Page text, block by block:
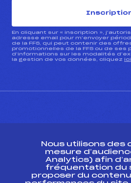
En cliquant sur « inscription »,
adresse email pour m’envoyer
de la FFS, qui peut contenir des
promotionnelles de la FFS ou de ses
d’informations sur les modalités
la gestion de vos données, cliquez ici
Ressources
Nous utilisons des
mesure
Analytics) afin
fréquentation du
proposer du